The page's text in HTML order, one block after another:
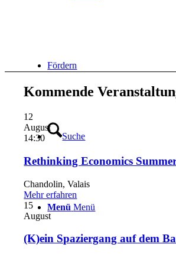
Fördern
Suche
Menü Menü
Kommende
12
August
14:30
Rethinking Economics
Chandolin, Valais
Mehr erfahren
15
August
(K)ein Spaziergang auf dem